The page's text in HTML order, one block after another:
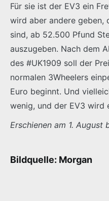
Für sie ist der EV3 ein
wird aber andere geben,
sind, ab 52.500 Pfund
auszugeben. Nach dem
des #UK1909 soll der
normalen 3Wheelers
Euro beginnt. Und
wenig, und der EV3 wird
Erschienen am 1. August
Bildquelle: Morgan